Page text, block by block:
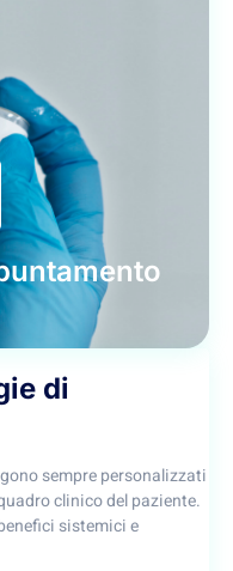
di
sempre personalizzati
clinico del paziente.
sistemici e